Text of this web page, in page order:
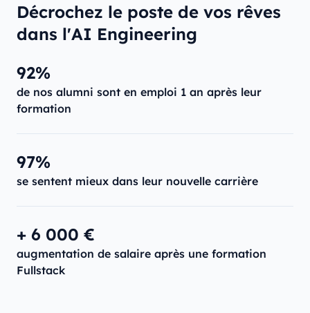
Décrochez le poste de vos rêves
dans l'AI Engineering
92%
de nos alumni sont en emploi 1 an après leur
formation
97%
se sentent mieux dans leur nouvelle carrière
+ 6 000 €
augmentation de salaire après une formation
Fullstack